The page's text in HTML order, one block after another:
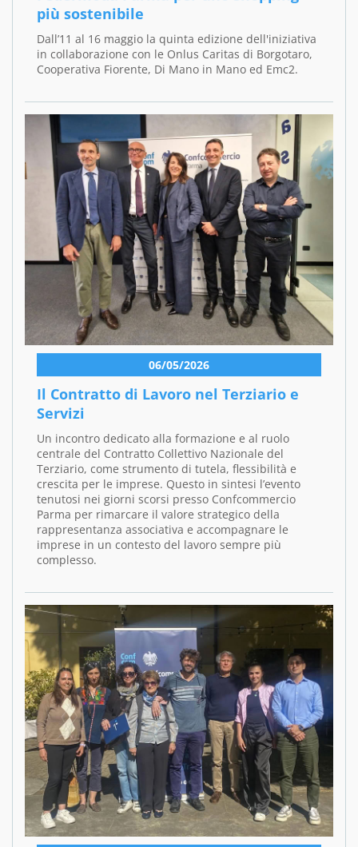
più sostenibile
Dall’11 al 16 maggio la quinta edizione dell'iniziativa
in collaborazione con le Onlus Caritas di Borgotaro,
Cooperativa Fiorente, Di Mano in Mano ed Emc2.
06/05/2026
Il Contratto di Lavoro nel Terziario e
Servizi
Un incontro dedicato alla formazione e al ruolo
centrale del Contratto Collettivo Nazionale del
Terziario, come strumento di tutela, flessibilità e
crescita per le imprese. Questo in sintesi l’evento
tenutosi nei giorni scorsi presso Confcommercio
Parma per rimarcare il valore strategico della
rappresentanza associativa e accompagnare le
imprese in un contesto del lavoro sempre più
complesso.